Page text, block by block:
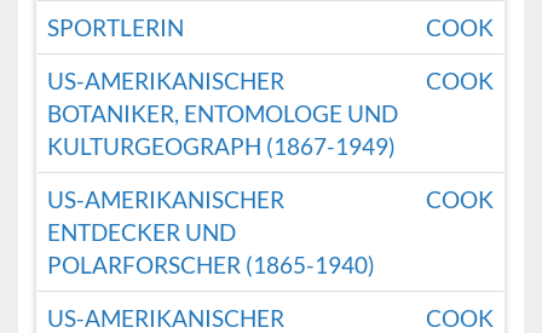
SPORTLERIN
COOK
US-AMERIKANISCHER
BOTANIKER, ENTOMOLOGE UND
KULTURGEOGRAPH (1867-1949)
COOK
US-AMERIKANISCHER
ENTDECKER UND
POLARFORSCHER (1865-1940)
COOK
US-AMERIKANISCHER
COOK